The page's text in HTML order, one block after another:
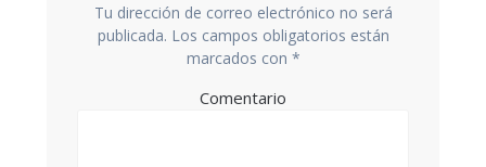
Tu dirección de correo electrónico no será
publicada. Los campos obligatorios están
marcados con *
Comentario